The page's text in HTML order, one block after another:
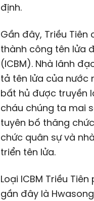
định.
Gần đây, Triều Tiên
thành công tên lửa
(ICBM). Nhà lãnh
tả tên lửa của nước
bất hủ được truyền
cháu chúng ta mai
tuyên bố thăng
chức quân sự và
triển tên lửa.
Loại ICBM Triều
gần đây là